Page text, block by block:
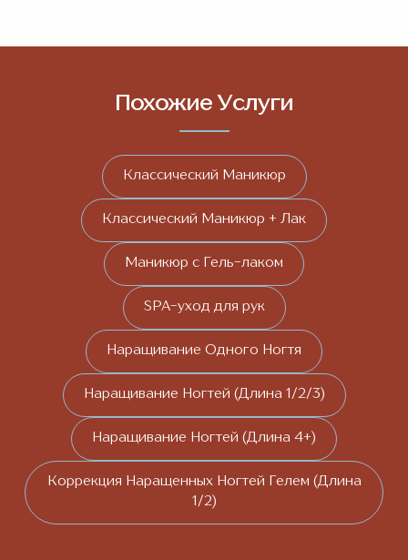
Похожие Услуги
Классический Маникюр
Классический Маникюр + Лак
Маникюр с Гель-лаком
SPA-уход для рук
Наращивание Одного Ногтя
Наращивание Ногтей (Длина 1/2/3)
Наращивание Ногтей (Длина 4+)
Коррекция Наращенных Ногтей Гелем (Длина
1/2)